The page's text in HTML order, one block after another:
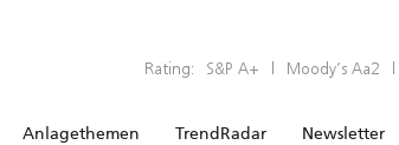
Rating: S&P A+ | Moody’s Aa2 |
Anlagethemen TrendRadar Newsletter